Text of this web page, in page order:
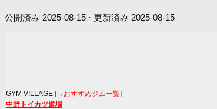
公開済み 2025-08-15 · 更新済み 2025-08-15
GYM VILLAGE [→おすすめジム一覧]
中野トイカツ道場